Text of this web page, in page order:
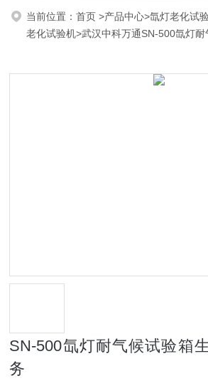
当前位置：首页>产品中心>氙灯老化试
老化试验机>武汉中科万通SN-500氙灯耐
SN-500氙灯耐气候试验箱
务